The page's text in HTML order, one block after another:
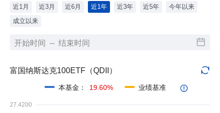
近1月 近3月 近6月 近1年 近3年 近5年
今年以来
成立以来
富国纳斯达克100ETF（QDII）
本基金 ： 19.60% 业绩基准